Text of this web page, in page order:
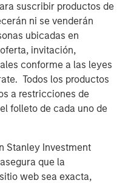
suscribir productos de
ni se venderán
ubicadas en
invitación,
conforme a las leyes
Todos los productos
a restricciones de
folleto de cada uno de
Stanley Investment
que la
web sea exacta,
expect.”
2025 for MSCP and
private equity platform,
and continued
businesses.
of commercial security
end markets including
manufacturing